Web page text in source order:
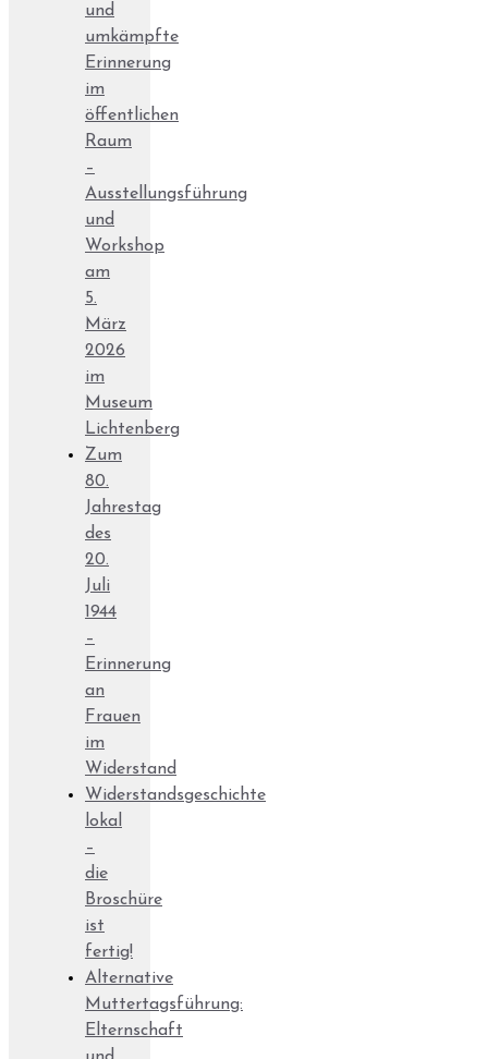
und
umkämpfte
Erinnerung
im
öffentlichen
Raum
–
Ausstellungsführung
und
Workshop
am
5.
März
2026
im
Museum
Lichtenberg
Zum
80.
Jahrestag
des
20.
Juli
1944
–
Erinnerung
an
Frauen
im
Widerstand
Widerstandsgeschichte
lokal
–
die
Broschüre
ist
fertig!
Alternative
Muttertagsführung:
Elternschaft